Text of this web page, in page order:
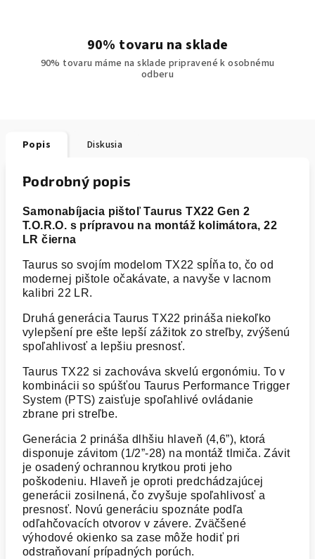
90% tovaru na sklade
90% tovaru máme na sklade pripravené k osobnému
odberu
Popis Diskusia
Podrobný popis
Samonabíjacia pištoľ Taurus TX22 Gen 2
T.O.R.O. s prípravou na montáž kolimátora, 22
LR čierna
Taurus so svojím modelom TX22 spĺňa to, čo od
modernej pištole očakávate, a navyše v lacnom
kalibri 22 LR.
Druhá generácia Taurus TX22 prináša niekoľko
vylepšení pre ešte lepší zážitok zo streľby, zvýšenú
spoľahlivosť a lepšiu presnosť.
Taurus TX22 si zachováva skvelú ergonómiu. To v
kombinácii so spúšťou Taurus Performance Trigger
System (PTS) zaisťuje spoľahlivé ovládanie
zbrane pri streľbe.
Generácia 2 prináša dlhšiu hlaveň (4,6”), ktorá
disponuje závitom (1/2”-28) na montáž tlmiča. Závit
je osadený ochrannou krytkou proti jeho
poškodeniu. Hlaveň je oproti predchádzajúcej
generácii zosilnená, čo zvyšuje spoľahlivosť a
presnosť. Novú generáciu spoznáte podľa
odľahčovacích otvorov v závere. Zväčšené
výhodové okienko sa zase môže hodiť pri
odstraňovaní prípadných porúch.